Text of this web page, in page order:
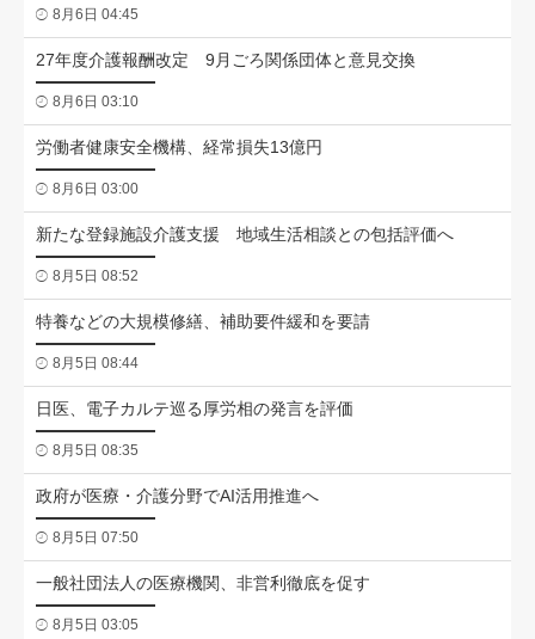
8月6日 04:45
27年度介護報酬改定 9月ごろ関係団体と意見交換
8月6日 03:10
労働者健康安全機構、経常損失13億円
8月6日 03:00
新たな登録施設介護支援 地域生活相談との包括評価へ
8月5日 08:52
特養などの大規模修繕、補助要件緩和を要請
8月5日 08:44
日医、電子カルテ巡る厚労相の発言を評価
8月5日 08:35
政府が医療・介護分野でAI活用推進へ
8月5日 07:50
一般社団法人の医療機関、非営利徹底を促す
8月5日 03:05